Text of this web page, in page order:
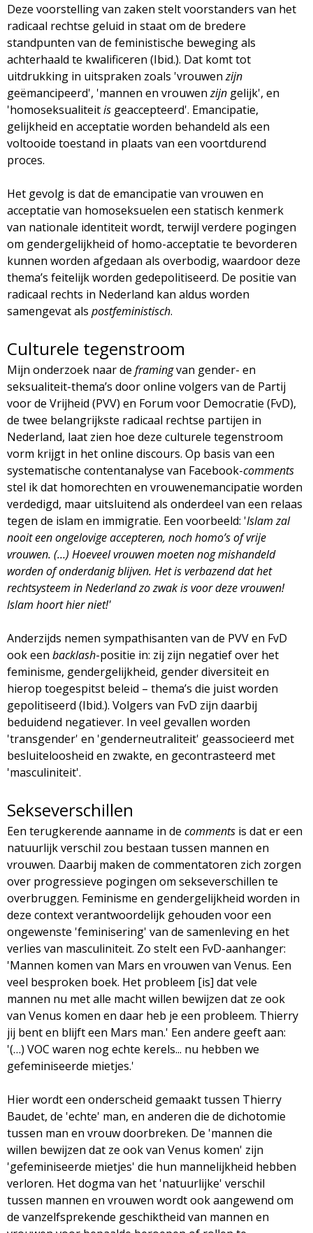
Deze voorstelling van zaken stelt voorstanders van het
radicaal rechtse geluid in staat om de bredere
standpunten van de feministische beweging als
achterhaald te kwalificeren (Ibid.). Dat komt tot
uitdrukking in uitspraken zoals 'vrouwenzijn
geëmancipeerd', 'mannen en vrouwenzijn gelijk', en
'homoseksualiteitis geaccepteerd'. Emancipatie,
gelijkheid en acceptatie worden behandeld als een
voltooide toestand in plaats van een voortdurend
proces.
Het gevolg is dat de emancipatie van vrouwen en
acceptatie van homoseksuelen een statisch kenmerk
van nationale identiteit wordt, terwijl verdere pogingen
om gendergelijkheid of homo-acceptatie te bevorderen
kunnen worden afgedaan als overbodig, waardoor deze
thema’s feitelijk worden gedepolitiseerd. De positie van
radicaal rechts in Nederland kan aldus worden
samengevat als postfeministisch.
Culturele tegenstroom
Mijn onderzoek naar de framingvan gender- en
seksualiteit-thema’s door online volgers van de Partij
voor de Vrijheid (PVV) en Forum voor Democratie (FvD),
de twee belangrijkste radicaal rechtse partijen in
Nederland, laat zien hoe deze culturele tegenstroom
vorm krijgt in het online discours. Op basis van een
systematische contentanalyse van Facebook-comments
stel ik dat homorechten en vrouwenemancipatie worden
verdedigd, maar uitsluitend als onderdeel van een relaas
tegen de islam en immigratie. Een voorbeeld: 'Islam zal
nooit een ongelovige accepteren, noch homo’s of vrije
vrouwen. (…) Hoeveel vrouwen moeten nog mishandeld
worden of onderdanig blijven. Het is verbazend dat het
rechtsysteem in Nederland zo zwak is voor deze vrouwen!
Islam hoort hier niet!'
Anderzijds nemen sympathisanten van de PVV en FvD
ook een backlash-positie in: zij zijn negatief over het
feminisme, gendergelijkheid, gender diversiteit en
hierop toegespitst beleid – thema’s die juist worden
gepolitiseerd (Ibid.). Volgers van FvD zijn daarbij
beduidend negatiever. In veel gevallen worden
'transgender' en 'genderneutraliteit' geassocieerd met
besluiteloosheid en zwakte, en gecontrasteerd met
'masculiniteit'.
Sekseverschillen
Een terugkerende aanname in de comments is dat er een
natuurlijk verschil zou bestaan tussen mannen en
vrouwen. Daarbij maken de commentatoren zich zorgen
over progressieve pogingen om sekseverschillen te
overbruggen. Feminisme en gendergelijkheid worden in
deze context verantwoordelijk gehouden voor een
ongewenste 'feminisering' van de samenleving en het
verlies van masculiniteit. Zo stelt een FvD-aanhanger:
'Mannen komen van Mars en vrouwen van Venus. Een
veel besproken boek. Het probleem [is] dat vele
mannen nu met alle macht willen bewijzen dat ze ook
van Venus komen en daar heb je een probleem. Thierry
jij bent en blijft een Mars man.' Een andere geeft aan:
'(…) VOC waren nog echte kerels... nu hebben we
gefeminiseerde mietjes.'
Hier wordt een onderscheid gemaakt tussen Thierry
Baudet, de 'echte' man, en anderen die de dichotomie
tussen man en vrouw doorbreken. De 'mannen die
willen bewijzen dat ze ook van Venus komen' zijn
'gefeminiseerde mietjes' die hun mannelijkheid hebben
verloren. Het dogma van het 'natuurlijke' verschil
tussen mannen en vrouwen wordt ook aangewend om
de vanzelfsprekende geschiktheid van mannen en